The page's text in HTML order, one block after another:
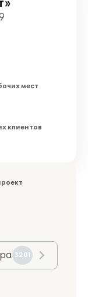
мест
клиентов
3201